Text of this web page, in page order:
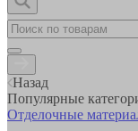
Назад
Популярные
Отделочные